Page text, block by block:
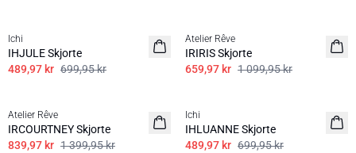
Ichi
IHJULE Skjorte
489,97 kr 699,95 kr
Atelier Rêve
IRIRIS Skjorte
659,97 kr 1 099,95 kr
Atelier Rêve
IRCOURTNEY Skjorte
839,97 kr 1 399,95 kr
Ichi
IHLUANNE Skjorte
489,97 kr 699,95 kr